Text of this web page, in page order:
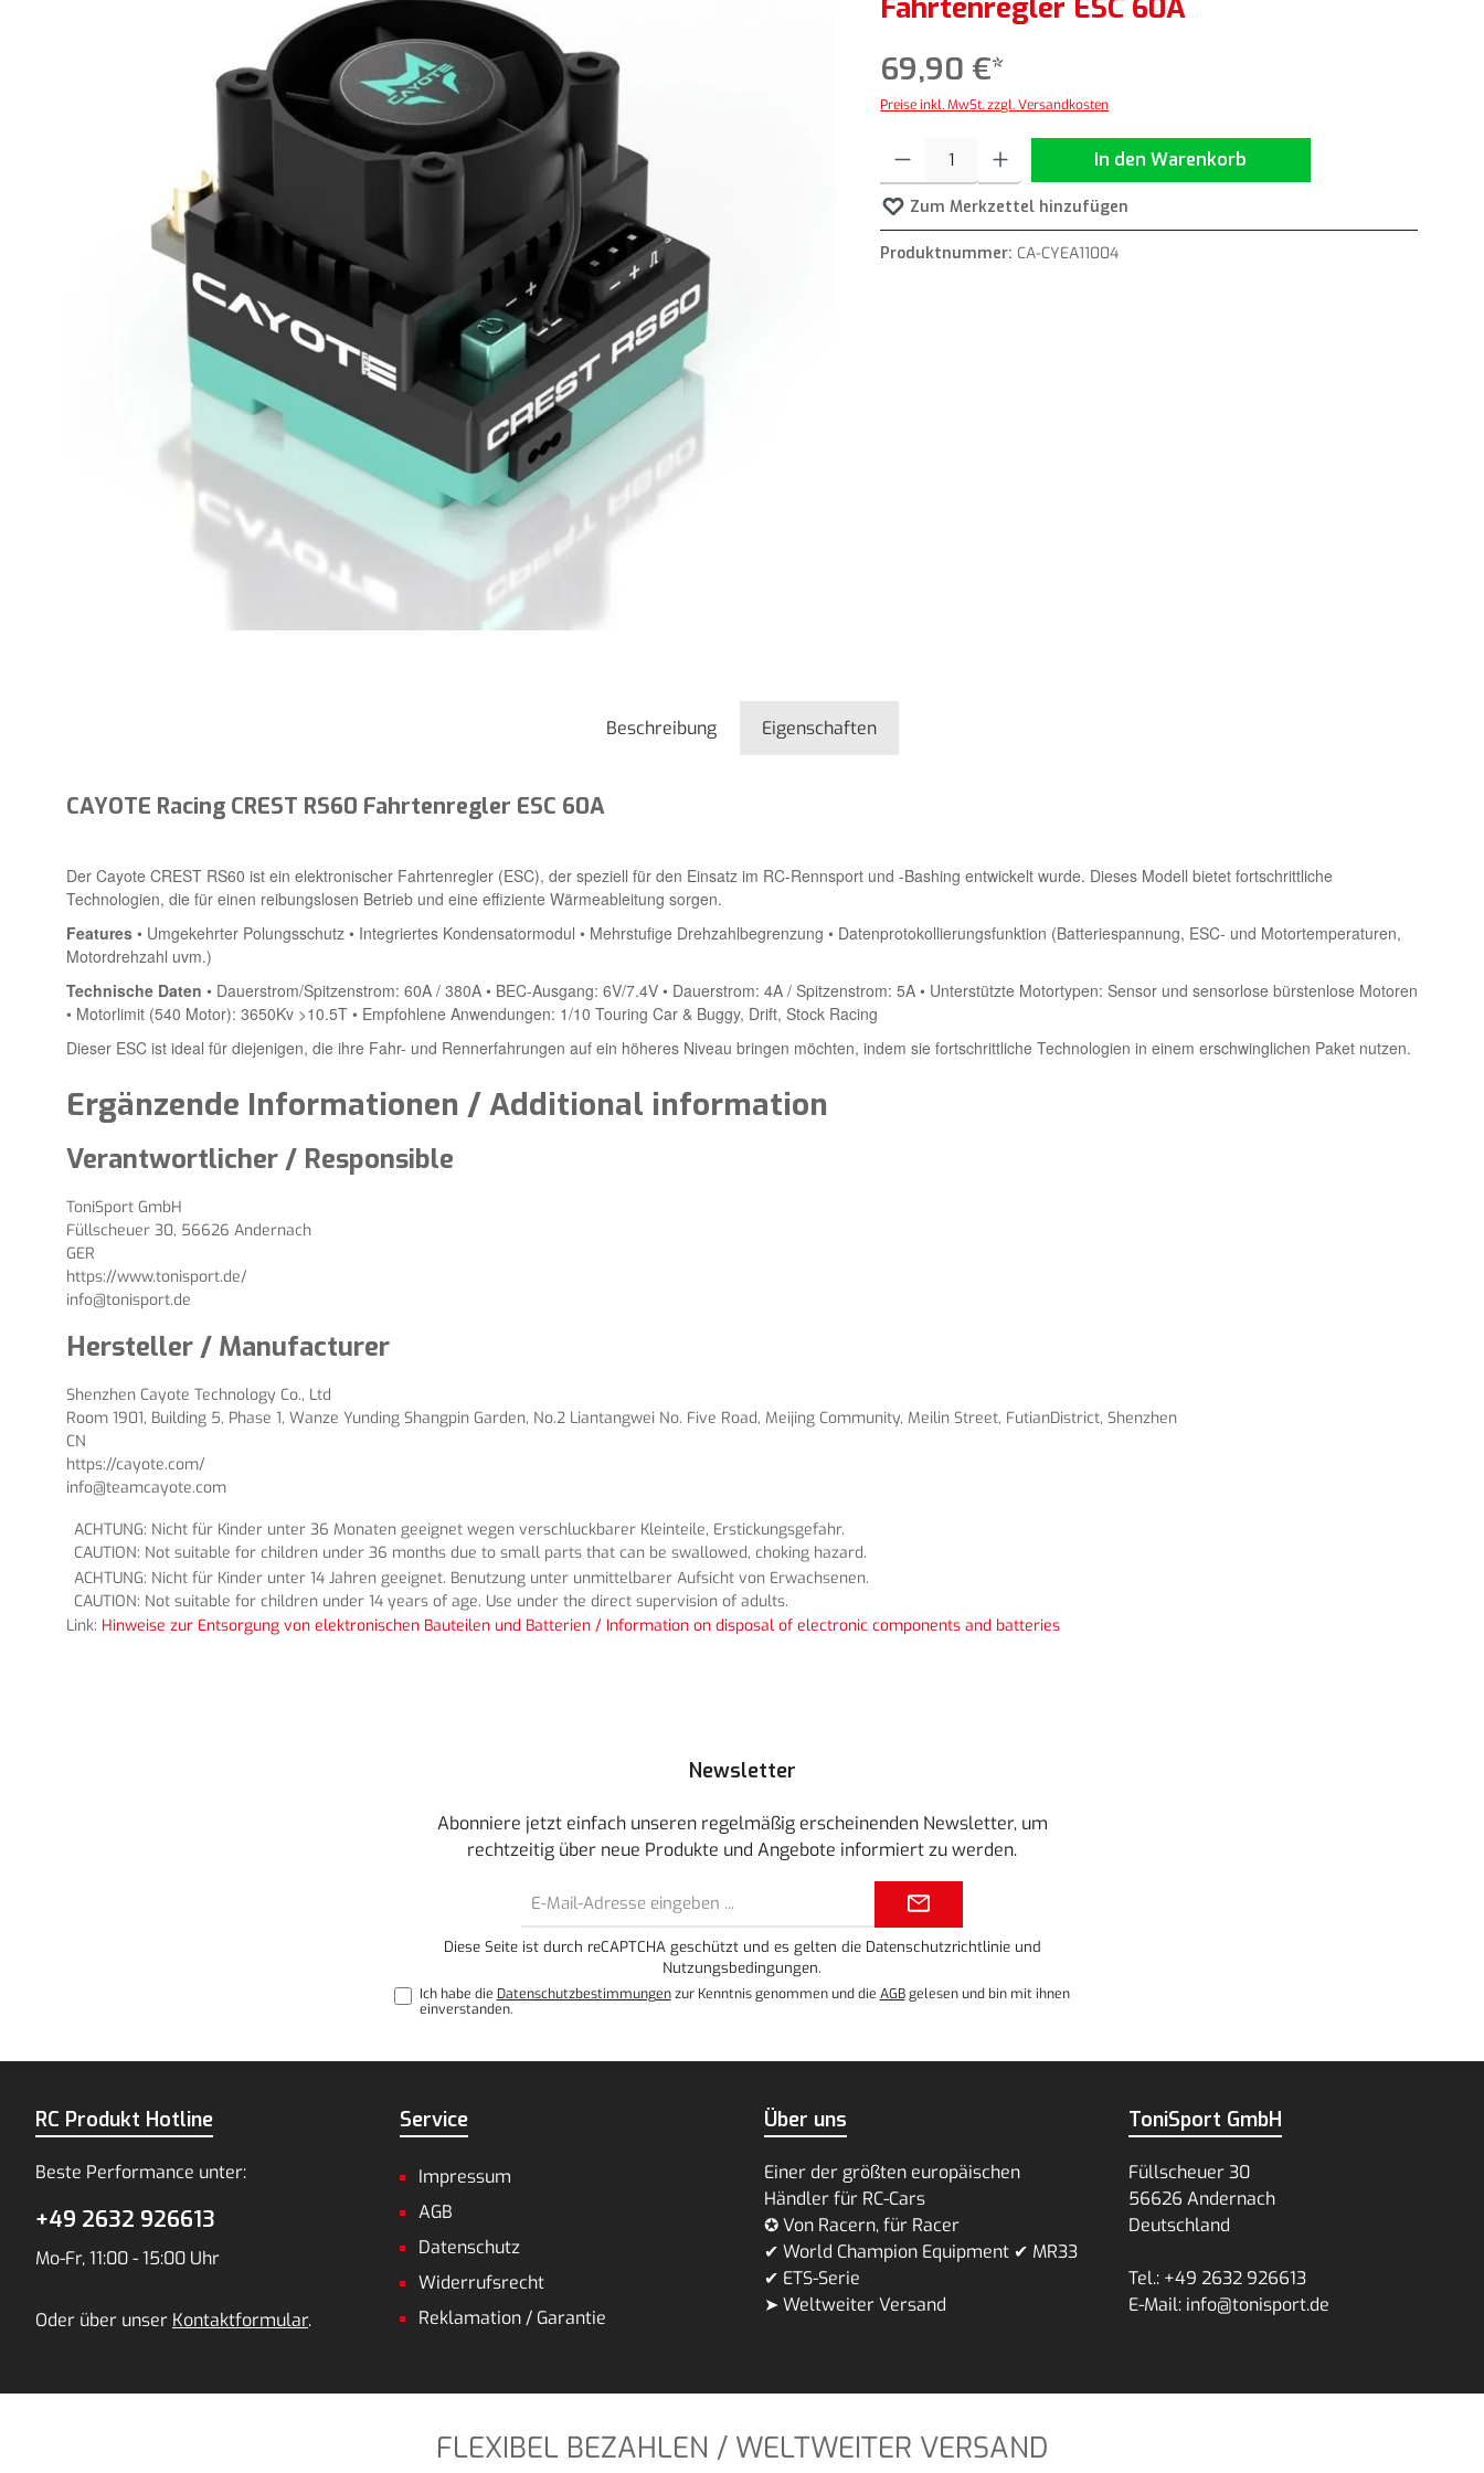
Fahrtenregler ESC 60A
69,90 €*
Preise inkl. MwSt. zzgl. Versandkosten
In den Warenkorb
Zum Merkzettel hinzufügen
Produktnummer:CA-CYEA11004
Beschreibung Eigenschaften
CAYOTE Racing CREST RS60 Fahrtenregler ESC 60A
Der Cayote CREST RS60 ist ein elektronischer Fahrtenregler (ESC), der speziell für den Einsatz im RC-Rennsport und -Bashing entwickelt wurde. Dieses Modell bietet fortschrittliche
Technologien, die für einen reibungslosen Betrieb und eine effiziente Wärmeableitung sorgen.
Features • Umgekehrter Polungsschutz • Integriertes Kondensatormodul • Mehrstufige Drehzahlbegrenzung • Datenprotokollierungsfunktion (Batteriespannung, ESC- und Motortemperaturen,
Motordrehzahl uvm.)
Technische Daten • Dauerstrom/Spitzenstrom: 60A / 380A • BEC-Ausgang: 6V/7.4V • Dauerstrom: 4A / Spitzenstrom: 5A • Unterstützte Motortypen: Sensor und sensorlose bürstenlose Motoren
• Motorlimit (540 Motor): 3650Kv >10.5T • Empfohlene Anwendungen: 1/10 Touring Car & Buggy, Drift, Stock Racing
Dieser ESC ist ideal für diejenigen, die ihre Fahr- und Rennerfahrungen auf ein höheres Niveau bringen möchten, indem sie fortschrittliche Technologien in einem erschwinglichen Paket nutzen.
Ergänzende Informationen / Additional information
Verantwortlicher / Responsible
ToniSport GmbH
Füllscheuer 30, 56626 Andernach
GER
https://www.tonisport.de/
info@tonisport.de
Hersteller / Manufacturer
Shenzhen Cayote Technology Co., Ltd
Room 1901, Building 5, Phase 1, Wanze Yunding Shangpin Garden, No.2 Liantangwei No. Five Road, Meijing Community, Meilin Street, FutianDistrict, Shenzhen
CN
https://cayote.com/
info@teamcayote.com
ACHTUNG: Nicht für Kinder unter 36 Monaten geeignet wegen verschluckbarer Kleinteile, Erstickungsgefahr.
CAUTION: Not suitable for children under 36 months due to small parts that can be swallowed, choking hazard.
ACHTUNG: Nicht für Kinder unter 14 Jahren geeignet. Benutzung unter unmittelbarer Aufsicht von Erwachsenen.
CAUTION: Not suitable for children under 14 years of age. Use under the direct supervision of adults.
Link: Hinweise zur Entsorgung von elektronischen Bauteilen und Batterien / Information on disposal of electronic components and batteries
Newsletter
Abonniere jetzt einfach unseren regelmäßig erscheinenden Newsletter, um
rechtzeitig über neue Produkte und Angebote informiert zu werden.
Mail-
Diese Seite ist durch reCAPTCHA geschützt und es gelten die Datenschutzrichtlinieund
Nutzungsbedingungen.
Ich habe die Datenschutzbestimmungenzur Kenntnis genommen und die AGBgelesen und bin mit ihnen
einverstanden.
RC Produkt Hotline
Beste Performance unter:
+49 2632 926613
Mo-Fr, 11:00 - 15:00 Uhr
Oder über unser Kontaktformular.
Service
Impressum
AGB
Datenschutz
Widerrufsrecht
Reklamation / Garantie
Über uns
Einer der größten europäischen
Händler für RC-Cars
✪ Von Racern, für Racer
✔ World Champion Equipment ✔ MR33
✔ ETS-Serie
➤ Weltweiter Versand
ToniSport GmbH
Füllscheuer 30
56626 Andernach
Deutschland
Tel.: +49 2632 926613
E-Mail: info@tonisport.de
FLEXIBEL BEZAHLEN / WELTWEITER VERSAND